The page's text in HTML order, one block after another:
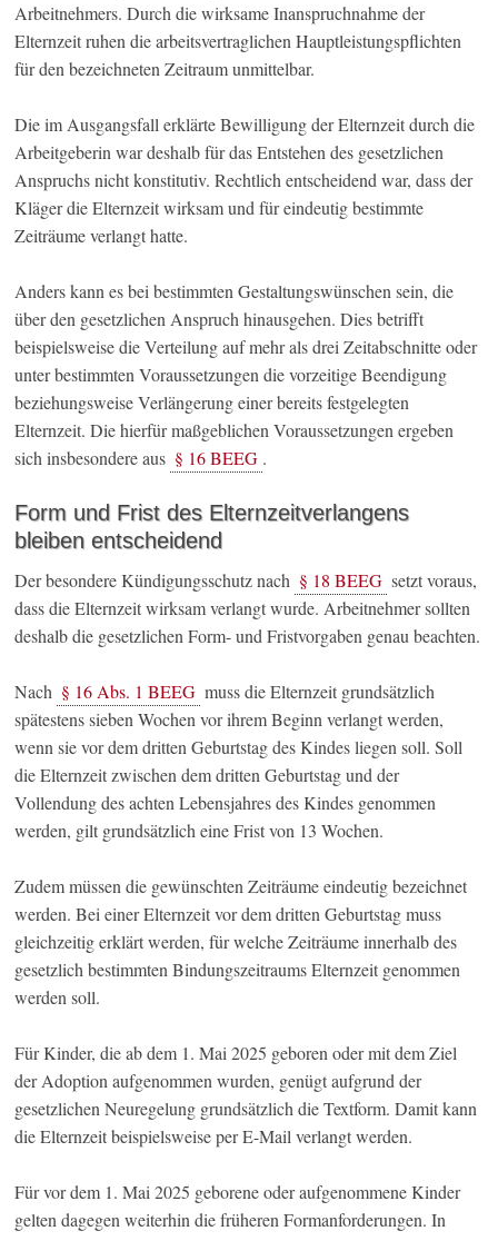
Arbeitnehmers. Durch die wirksame Inanspruchnahme der
Elternzeit ruhen die arbeitsvertraglichen Hauptleistungspflichten
für den bezeichneten Zeitraum unmittelbar.
Die im Ausgangsfall erklärte Bewilligung der Elternzeit durch die
Arbeitgeberin war deshalb für das Entstehen des gesetzlichen
Anspruchs nicht konstitutiv. Rechtlich entscheidend war, dass der
Kläger die Elternzeit wirksam und für eindeutig bestimmte
Zeiträume verlangt hatte.
Anders kann es bei bestimmten Gestaltungswünschen sein, die
über den gesetzlichen Anspruch hinausgehen. Dies betrifft
beispielsweise die Verteilung auf mehr als drei Zeitabschnitte oder
unter bestimmten Voraussetzungen die vorzeitige Beendigung
beziehungsweise Verlängerung einer bereits festgelegten
Elternzeit. Die hierfür maßgeblichen Voraussetzungen ergeben
sich insbesondere aus § 16 BEEG .
Form und Frist des Elternzeitverlangens
bleiben entscheidend
Der besondere Kündigungsschutz nach § 18 BEEG setzt voraus,
dass die Elternzeit wirksam verlangt wurde. Arbeitnehmer sollten
deshalb die gesetzlichen Form- und Fristvorgaben genau beachten.
Nach § 16 Abs. 1 BEEG muss die Elternzeit grundsätzlich
spätestens sieben Wochen vor ihrem Beginn verlangt werden,
wenn sie vor dem dritten Geburtstag des Kindes liegen soll. Soll
die Elternzeit zwischen dem dritten Geburtstag und der
Vollendung des achten Lebensjahres des Kindes genommen
werden, gilt grundsätzlich eine Frist von 13 Wochen.
Zudem müssen die gewünschten Zeiträume eindeutig bezeichnet
werden. Bei einer Elternzeit vor dem dritten Geburtstag muss
gleichzeitig erklärt werden, für welche Zeiträume innerhalb des
gesetzlich bestimmten Bindungszeitraums Elternzeit genommen
werden soll.
Für Kinder, die ab dem 1. Mai 2025 geboren oder mit dem Ziel
der Adoption aufgenommen wurden, genügt aufgrund der
gesetzlichen Neuregelung grundsätzlich die Textform. Damit kann
die Elternzeit beispielsweise per E-Mail verlangt werden.
Für vor dem 1. Mai 2025 geborene oder aufgenommene Kinder
gelten dagegen weiterhin die früheren Formanforderungen. In